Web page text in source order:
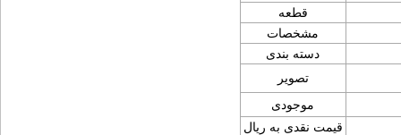
قطعه
مشخصات
دسته بندی
تصویر
موجودی
قیمت نقدی به ریال